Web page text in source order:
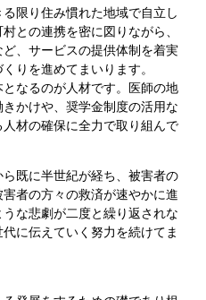
限り住み慣れた地域で自立し
との連携を密に図りながら、
、サービスの提供体制を着実
りを進めてまいります。
なるのが人材です。医師の地
かけや、奨学金制度の活用な
材の確保に全力で取り組んで
既に半世紀が経ち、被害者の
者の方々の救済が速やかに進
な悲劇が二度と繰り返されな
に伝えていく努力を続けてま